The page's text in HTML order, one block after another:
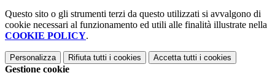
Questo sito o gli strumenti terzi da questo utilizzati si avvalgono di
cookie necessari al funzionamento ed utili alle finalità illustrate nella
COOKIE POLICY.
Personalizza Rifiuta tutti i cookies Accetta tutti i cookies
Gestione cookie